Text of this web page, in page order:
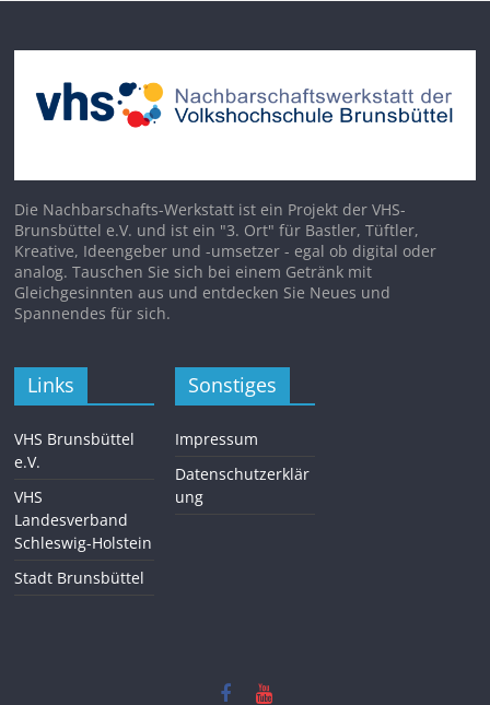
Die Nachbarschafts-Werkstatt ist ein Projekt der VHS-
Brunsbüttel e.V. und ist ein "3. Ort" für Bastler, Tüftler,
Kreative, Ideengeber und -umsetzer - egal ob digital oder
analog. Tauschen Sie sich bei einem Getränk mit
Gleichgesinnten aus und entdecken Sie Neues und
Spannendes für sich.
Links
VHS Brunsbüttel
e.V.
VHS
Landesverband
Schleswig-Holstein
Stadt Brunsbüttel
Sonstiges
Impressum
Datenschutzerklär
ung